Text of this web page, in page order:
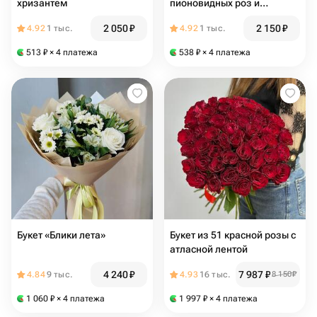
хризантем
4.92 1 тыс. 2 050₽
513 ₽ × 4 платежа
пионовидных роз и
4.92 1 тыс. 2 150₽
538 ₽ × 4 платежа
Букет «Блики лета»
4.849 тыс. 4 240₽
1 060 ₽ × 4 платежа
Букет из 51 красной розы с
атласной лентой
4.93 16 тыс. 7 987₽8 150₽
1 997 ₽ × 4 платежа